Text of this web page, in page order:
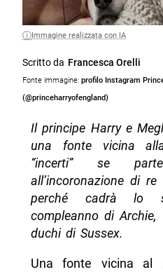
Immagine realizzata con IA
Scritto da Francesca Orelli
Fonte immagine: profilo Instagram
(@princeharryofengland)
Il principe Harry e
una fonte vicina
“incerti” se
all’incoronazione di
perché cadrà lo
compleanno di
duchi di Sussex.
Una fonte vicina al